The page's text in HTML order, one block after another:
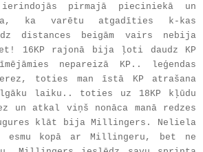
ierindojās pirmajā pieciniekā un
ka varētu atgadīties k-kas
distances beigām vairs nebija
16KP rajonā bija ļoti daudz KP
nepareizā KP.. leģendas
toties man īstā KP atrašana
laiku.. toties uz 18KP kļūdu
un atkal viņš nonāca manā redzes
klāt bija Millingers. Neliela
esmu kopā ar Millingeru, bet ne